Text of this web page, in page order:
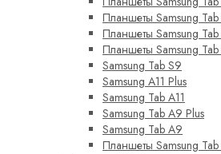
Планшеты Samsung
Планшеты Samsung Tab
Планшеты Samsung Tab
Samsung Tab S9
Samsung A11 Plus
Samsung Tab A11
Samsung Tab A9 Plus
Samsung Tab A9
Планшеты Samsung